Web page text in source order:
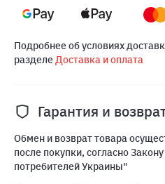
Подробнее об условиях
разделеДоставка и оплата
Гарантия и
Обмен и возврат товара
после покупки, согласно
потребителей Украины"